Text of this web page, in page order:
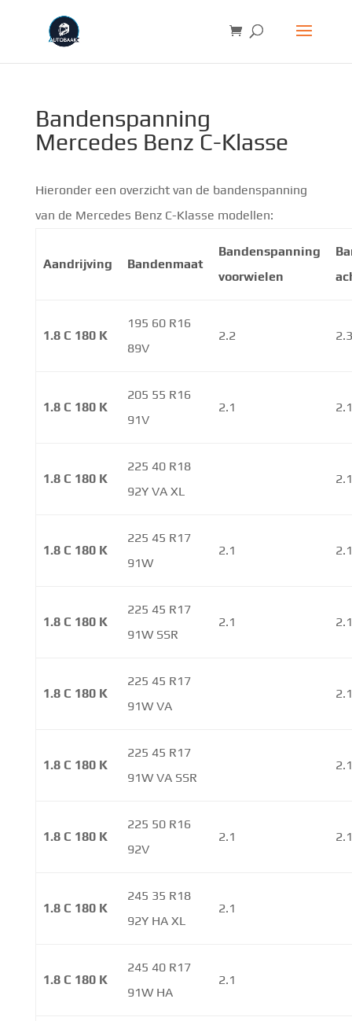
Bandenspanning
Mercedes Benz C-Klasse
Hieronder een overzicht van de bandenspanning
van de Mercedes Benz C-Klasse modellen:
Aandrijving Bandenmaat
Bandenspanning
voorwielen
1.8 C 180 K
195 60 R16
89V
2.2
1.8 C 180 K
205 55 R16
91V
2.1
1.8 C 180 K
225 40 R18
92Y VA XL
1.8 C 180 K
225 45 R17
91W
2.1
1.8 C 180 K
225 45 R17
91W SSR
2.1
1.8 C 180 K
225 45 R17
91W VA
1.8 C 180 K
225 45 R17
91W VA SSR
1.8 C 180 K
225 50 R16
92V
2.1
1.8 C 180 K
245 35 R18
92Y HA XL
2.1
1.8 C 180 K
245 40 R17
91W HA
2.1